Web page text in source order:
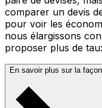
comparer un devis
pour voir les
nous élargissons
proposer plus de
En savoir plus sur la